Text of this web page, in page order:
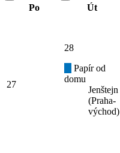
Po
Út
27
28
Papír od
domu
Jenštejn
(Praha-
východ)